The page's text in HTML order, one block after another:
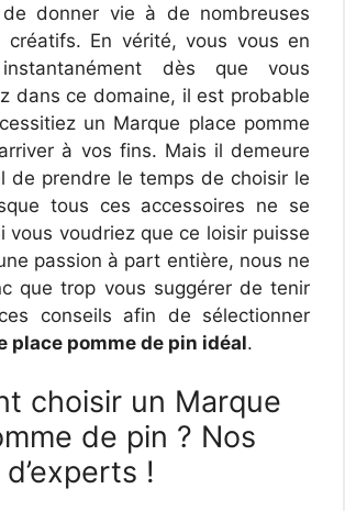
de donner vie à de nombreuses
créatifs. En vérité, vous vous en
instantanément dès que vous
dans ce domaine, il est probable
un Marque place pomme
à vos fins. Mais il demeure
de prendre le temps de choisir le
tous ces accessoires ne se
vous voudriez que ce loisir puisse
passion à part entière, nous ne
que trop vous suggérer de tenir
conseils afin de sélectionner
place pomme de pin idéal.
choisir un Marque
de pin ? Nos
!